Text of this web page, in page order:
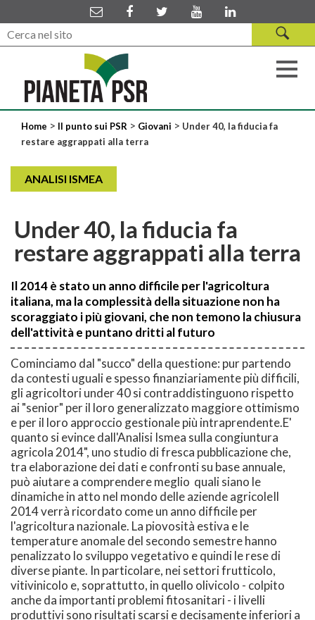
Home > Il punto sui PSR > Giovani > Under 40, la fiducia fa
restare aggrappati alla terra
ANALISI ISMEA
Under 40, la fiducia fa
restare aggrappati alla terra
Il 2014 è stato un anno difficile per l'agricoltura
italiana, ma la complessità della situazione non ha
scoraggiato i più giovani, che non temono la chiusura
dell'attività e puntano dritti al futuro
Cominciamo dal "succo" della questione: pur partendo
da contesti uguali e spesso finanziariamente più difficili,
gli agricoltori under 40 si contraddistinguono rispetto
ai "senior" per il loro generalizzato maggiore ottimismo
e per il loro approccio gestionale più intraprendente.E'
quanto si evince dall'Analisi Ismea sulla congiuntura
agricola 2014", uno studio di fresca pubblicazione che,
tra elaborazione dei dati e confronti su base annuale,
può aiutare a comprendere meglio quali siano le
dinamiche in atto nel mondo delle aziende agricoleIl
2014 verrà ricordato come un anno difficile per
l'agricoltura nazionale. La piovosità estiva e le
temperature anomale del secondo semestre hanno
penalizzato lo sviluppo vegetativo e quindi le rese di
diverse piante. In particolare, nei settori frutticolo,
vitivinicolo e, soprattutto, in quello olivicolo - colpito
anche da importanti problemi fitosanitari - i livelli
produttivi sono risultati scarsi e decisamente inferiori a